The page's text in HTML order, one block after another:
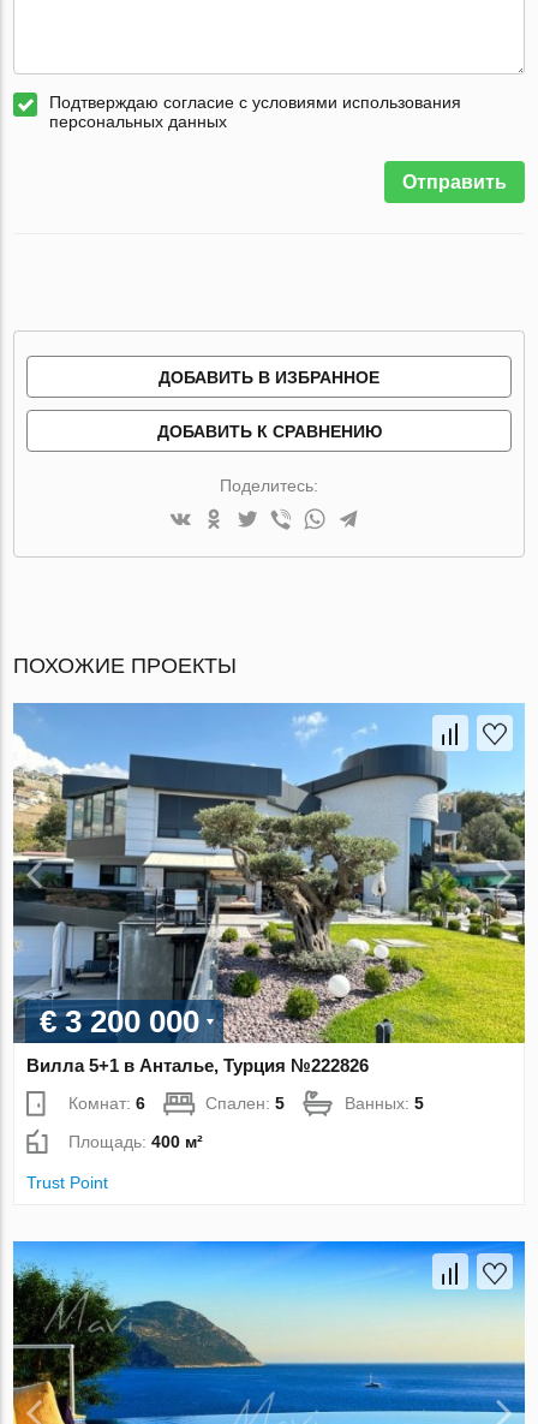
Подтверждаю согласие с условиями использования
персональных данных
Отправить
ДОБАВИТЬ В ИЗБРАННОЕ
ДОБАВИТЬ К СРАВНЕНИЮ
Поделитесь:
ПОХОЖИЕ ПРОЕКТЫ
€ 3 200 000
Вилла 5+1 в Анталье, Турция №222826
Комнат:6 Спален:5 Ванных:5
Площадь:400 м²
Trust Point